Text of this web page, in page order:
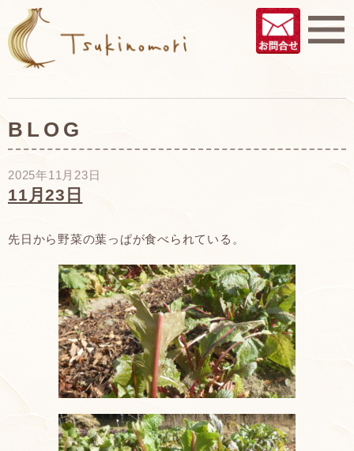
BLOG
2025年11月23日
11月23日
先日から野菜の葉っぱが食べられている。